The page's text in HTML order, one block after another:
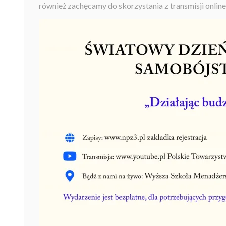
również zachęcamy do skorzystania z transmisji